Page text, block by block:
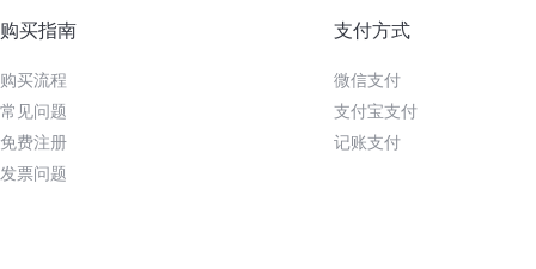
购买指南
购买流程
常见问题
免费注册
发票问题
支付方式
微信支付
支付宝支付
记账支付